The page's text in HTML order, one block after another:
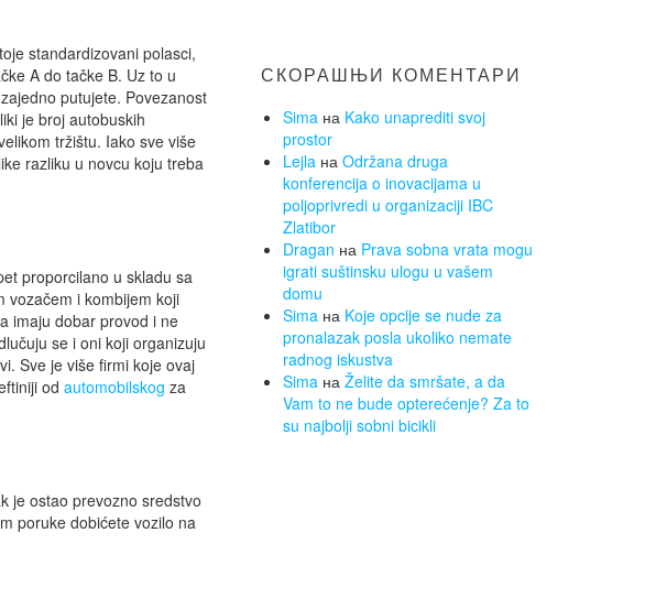
standardizovani polasci,
A do tačke B. Uz to u
putujete. Povezanost
je broj autobuskih
tržištu. Iako sve više
razliku u novcu koju treba
proporcilano u skladu sa
vozačem i kombijem koji
imaju dobar provod i ne
se i oni koji organizuju
Sve je više firmi koje ovaj
od automobilskog za
je ostao prevozno sredstvo
poruke dobićete vozilo na
СКОРАШЊИ КОМЕНТАРИ
Simaна Kako unaprediti svoj
prostor
Lejlaна Održana druga
konferencija o inovacijama u
poljoprivredi u organizaciji IBC
Zlatibor
Dragan на Prava sobna vrata mogu
igrati suštinsku ulogu u vašem
domu
Simaна Koje opcije se nude za
pronalazak posla ukoliko nemate
radnog iskustva
Simaна Želite da smršate, a da
Vam to ne bude opterećenje? Za to
su najbolji sobni bicikli